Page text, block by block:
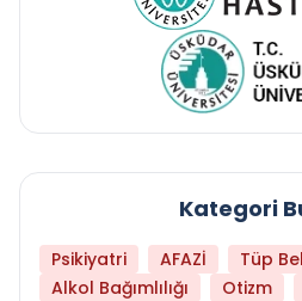
Kategori
Psikiyatri AFAZİ
Tüp
Alkol Bağımlılığı
Otizm